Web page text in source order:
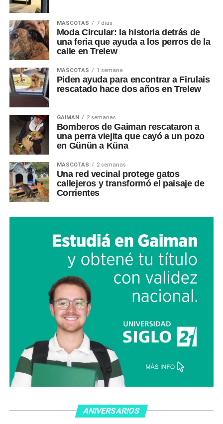
MASCOTAS 7 días
Moda Circular: la historia detrás de
una feria que ayuda a los perros de la
calle en Trelew
MASCOTAS 1 semana
Piden ayuda para encontrar a Firulais
rescatado hace dos años en Trelew
GAIMAN 2 semanas
Bomberos de Gaiman rescataron a
una perra viejita que cayó a un pozo
en Günün a Küna
MASCOTAS 2 semanas
Una red vecinal protege gatos
callejeros y transformó el paisaje de
Corrientes
ANIVERSARIOS